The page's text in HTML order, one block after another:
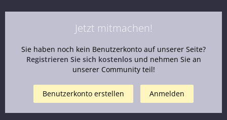
Jetzt mitmachen!
Sie haben noch kein Benutzerkonto auf unserer Seite?
Registrieren Sie sich kostenlosund nehmen Sie an
unserer Community teil!
Benutzerkonto erstellen Anmelden